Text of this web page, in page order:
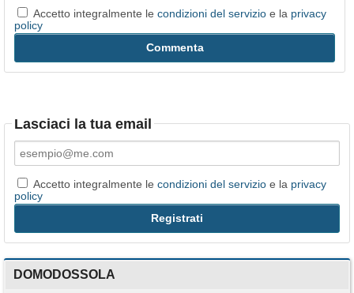
Accetto integralmente le condizioni del servizio e la privacy
policy
Lasciaci la tua email
Accetto integralmente le condizioni del servizio e la privacy
policy
DOMODOSSOLA